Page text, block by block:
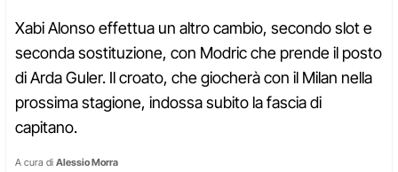
Xabi Alonso effettua un altro cambio, secondo slot e
seconda sostituzione, con Modric che prende il posto
di Arda Guler. Il croato, che giocherà con il Milan nella
prossima stagione, indossa subito la fascia di
capitano.
A cura di Alessio Morra